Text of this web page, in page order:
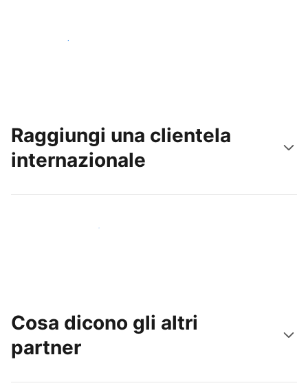
Inizia oggi stesso
Raggiungi una clientela
internazionale
Raggiungi subito nuovi ospiti
Cosa dicono gli altri
partner